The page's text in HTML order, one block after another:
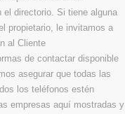
directorio. Si tiene alguna
propietario, le invitamos a
al Cliente
de contactar disponible
asegurar que todas las
los teléfonos estén
empresas aquí mostradas y